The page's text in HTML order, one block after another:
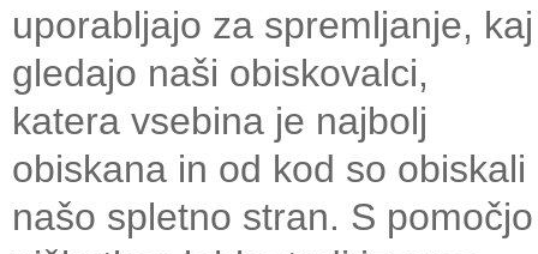
uporabljajo za spremljanje, kaj
gledajo naši obiskovalci,
katera vsebina je najbolj
obiskana in od kod so obiskali
našo spletno stran. S pomočjo